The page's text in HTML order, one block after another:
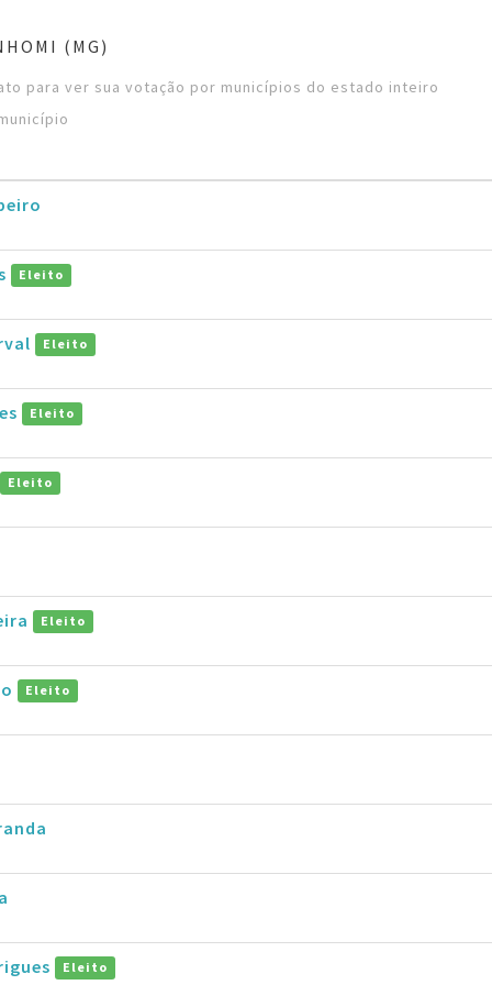
(MG)
para ver sua votação por municípios do estado inteiro
Eleito
Eleito
Eleito
Eleito
Eleito
Eleito
Eleito